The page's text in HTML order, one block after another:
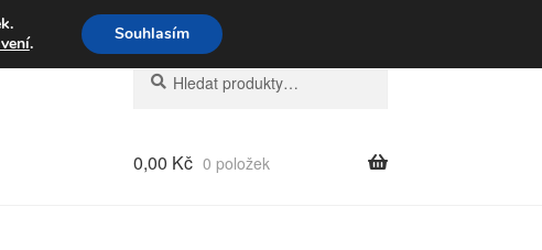
po-pá 9-16 704 494 494
Hledat:
Hledat
0,00 Kč 0 položek
. Souhlasím